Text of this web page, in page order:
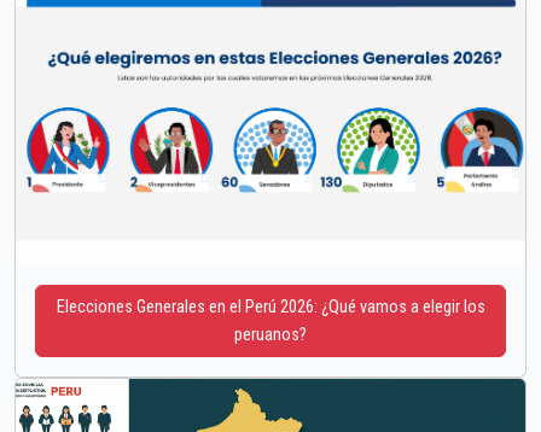
Elecciones Generales en el Perú 2026: ¿Qué vamos a elegir los
peruanos?